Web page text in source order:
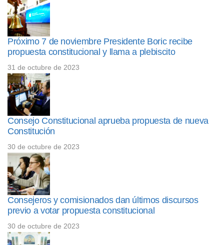
Próximo 7 de noviembre Presidente Boric recibe
propuesta constitucional y llama a plebiscito
31 de octubre de 2023
Consejo Constitucional aprueba propuesta de nueva
Constitución
30 de octubre de 2023
Consejeros y comisionados dan últimos discursos
previo a votar propuesta constitucional
30 de octubre de 2023